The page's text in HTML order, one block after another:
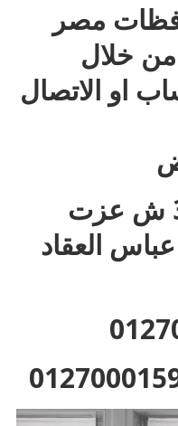
مصر
من خلال
او الاتصال
فرع مدينة نصر : 35 ش عزت
العقاد